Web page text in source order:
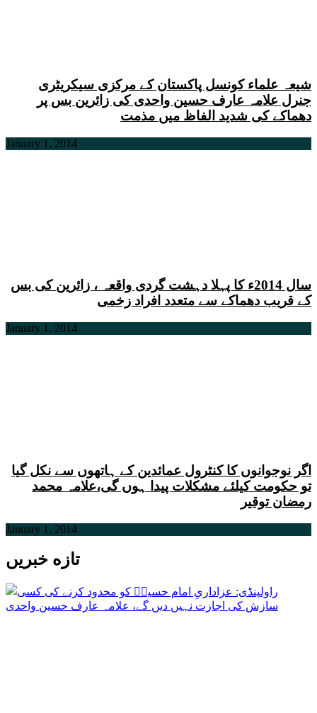
شیعہ علماء کونسل پاکستان کے مرکزی سیکریٹری
جنرل علامہ عارف حسین واحدی کی زائرین بس پر
دھماکے کی شدید الفاظ میں مذمت
January 1, 2014
سال 2014ء کا پہلا دہشت گردی واقعہ ، زائرین کی بس
کے قریب دھماکے سے متعدد افراد زخمی
January 1, 2014
اگر نوجوانوں کا کنٹرول عمائدین کے ہاتھوں سے نکل گیا
تو حکومت کیلئے مشکلات پیدا ہوں گی،علامہ محمد
رمضان توقیر
January 1, 2014
تازه خبریں